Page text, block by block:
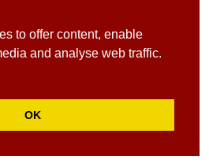
to offer content, enable
and analyse web traffic.
OK